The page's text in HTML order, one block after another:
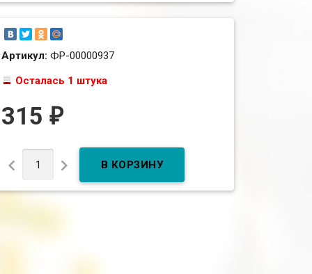
Артикул:ФР-00000937
Осталась 1 штука
315₽
 